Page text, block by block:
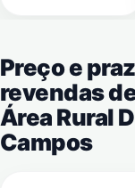
Preço e
revendas
Área Rural
Campos